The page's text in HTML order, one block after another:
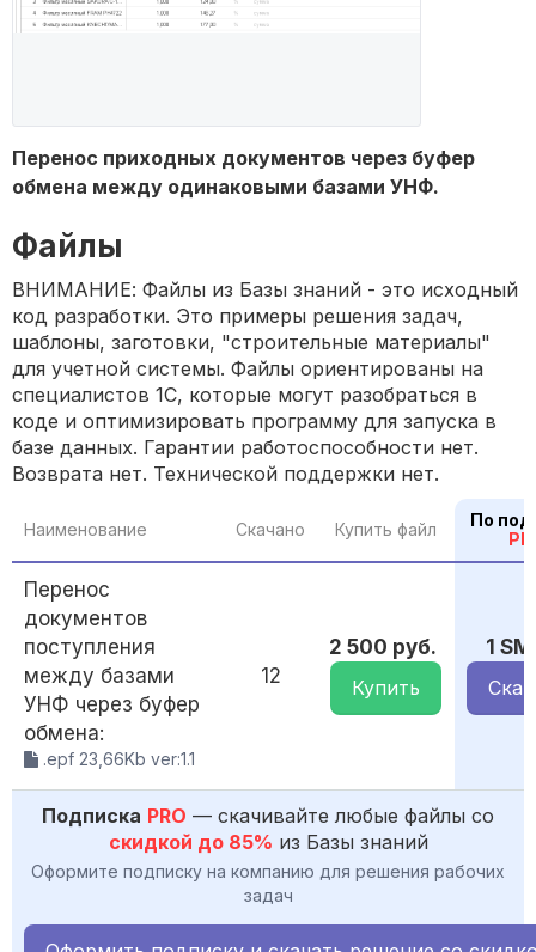
Перенос приходных документов через буфер
обмена между одинаковыми базами УНФ.
Файлы
ВНИМАНИЕ: Файлы из Базы знаний - это исходный
код разработки. Это примеры решения задач,
шаблоны, заготовки, "строительные материалы"
для учетной системы. Файлы ориентированы на
специалистов 1С, которые могут разобраться в
коде и оптимизировать программу для запуска в
базе данных. Гарантии работоспособности нет.
Возврата нет. Технической поддержки нет.
Наименование Скачано Купить файл
По
Перенос
документов
поступления
между базами
УНФ через буфер
обмена:
.epf 23,66Kb ver:1.1
12
2 500 руб.
Купить
1 SM
Подписка PRO — скачивайте любые файлы со
скидкой до 85% из Базы знаний
Оформите подписку на компанию для решения рабочих
задач